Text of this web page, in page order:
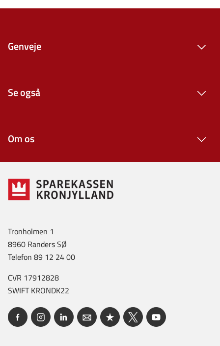
Genveje
Se også
Om os
Tronholmen 1
8960 Randers SØ
Telefon 89 12 24 00
CVR 17912828
SWIFT KRONDK22